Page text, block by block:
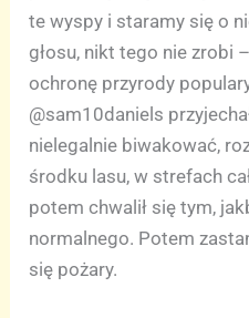
te wyspy i staramy się o
głosu, nikt tego nie zrobi
ochronę przyrody
@sam10daniels
nielegalnie biwakować,
środku lasu, w strefach
potem chwalił się tym,
normalnego. Potem
się pożary.